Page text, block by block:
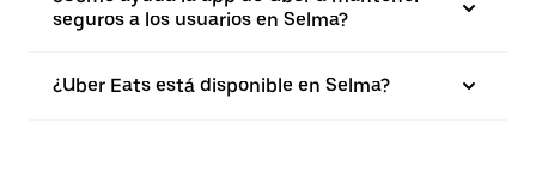
seguros a los usuarios en Selma?
¿Uber Eats está disponible en Selma?